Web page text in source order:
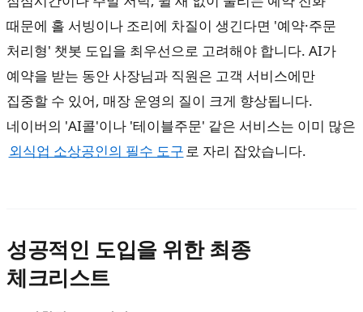
때문에 홀 서빙이나 조리에 차질이 생긴다면 '예약·주문
처리형' 챗봇 도입을 최우선으로 고려해야 합니다. AI가
예약을 받는 동안 사장님과 직원은 고객 서비스에만
집중할 수 있어, 매장 운영의 질이 크게 향상됩니다.
네이버의 'AI콜'이나 '테이블주문' 같은 서비스는 이미 많은
외식업 소상공인의 필수 도구로 자리 잡았습니다.
성공적인 도입을 위한 최종
체크리스트